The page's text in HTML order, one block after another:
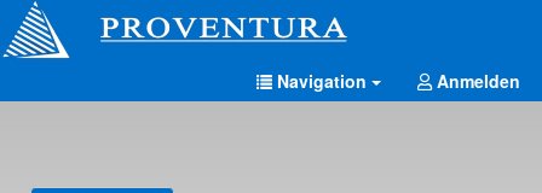
Navigation Anmelden